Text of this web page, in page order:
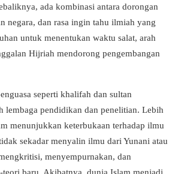
ada kombinasi antara dorongan
negara, dan rasa ingin tahu ilmiah yang
untuk menentukan waktu salat, arah
Hijriah mendorong pengembangan
seperti khalifah dan sultan
lembaga pendidikan dan penelitian. Lebih
menunjukkan keterbukaan terhadap ilmu
sekadar menyalin ilmu dari Yunani atau
menyempurnakan, dan
teori baru. Akibatnya, dunia Islam menjadi